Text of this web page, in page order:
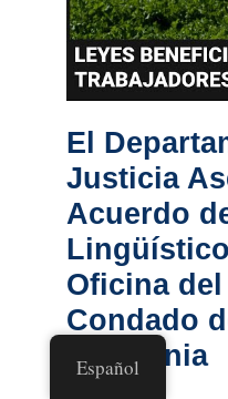
El
Justicia
Acuerdo
Oficina del
Condado
California
Español